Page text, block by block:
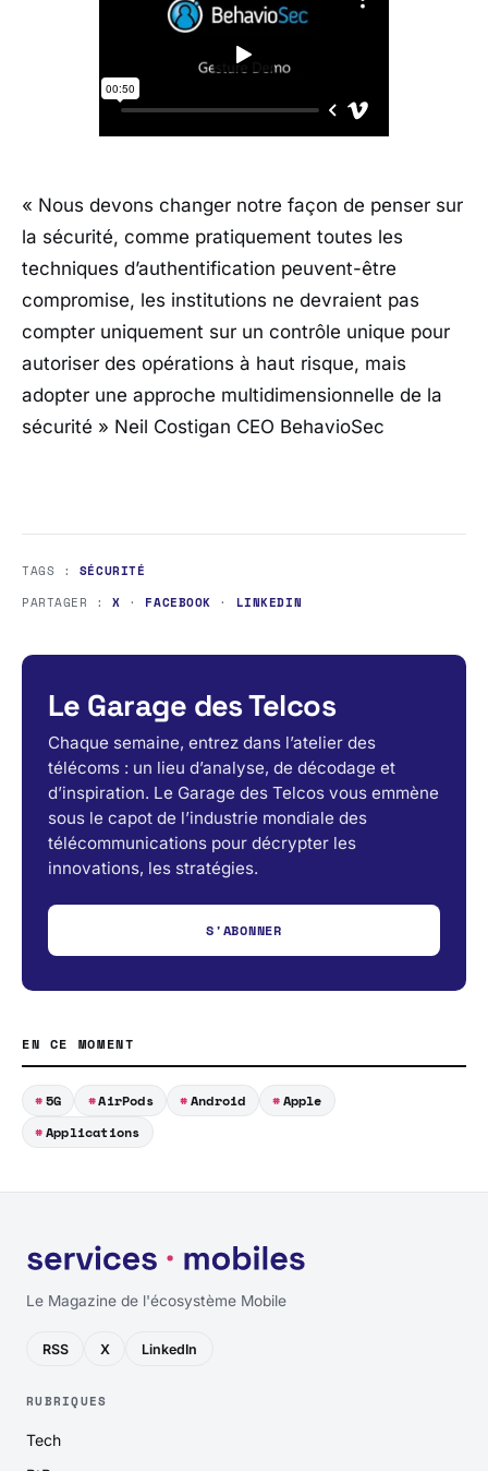
« Nous devons changer notre façon de penser sur
la sécurité, comme pratiquement toutes les
techniques d’authentification peuvent-être
compromise, les institutions ne devraient pas
compter uniquement sur un contrôle unique pour
autoriser des opérations à haut risque, mais
adopter une approche multidimensionnelle de la
sécurité » Neil Costigan CEO BehavioSec
TAGS : SÉCURITÉ
PARTAGER :X · FACEBOOK · LINKEDIN
Le Garage des Telcos
Chaque semaine, entrez dans l’atelier des
télécoms : un lieu d’analyse, de décodage et
d’inspiration. Le Garage des Telcos vous emmène
sous le capot de l’industrie mondiale des
télécommunications pour décrypter les
innovations, les stratégies.
S'ABONNER
EN CE MOMENT
5G AirPods Android
Apple
Applications
Le Magazine de l'écosystème Mobile
RSS X LinkedIn
RUBRIQUES
Tech